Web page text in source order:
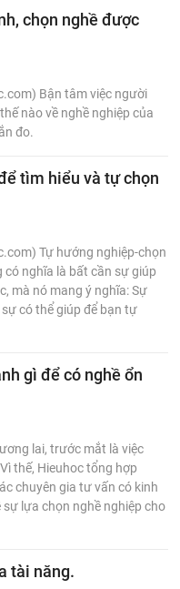
chọn nghề được
Bận tâm việc người
nào về nghề nghiệp của
đo.
tìm hiểu và tự chọn
Tự hướng nghiệp-chọn
có nghĩa là bất cần sự giúp
mà nó mang ý nghĩa: Sự
có thể giúp để bạn tự
gì để có nghề ổn
lai, trước mắt là việc
thế, Hieuhoc tổng hợp
chuyên gia tư vấn có kinh
lựa chọn nghề nghiệp cho
tài năng.